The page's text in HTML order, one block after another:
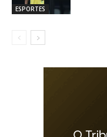
ESPORTES